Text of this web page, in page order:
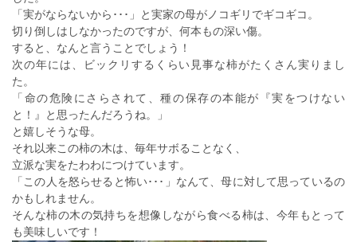
「実がならないから･･･」と実家の母がノコギリでギコギコ。
切り倒しはしなかったのですが、何本もの深い傷。
すると、なんと言うことでしょう！
次の年には、ビックリするくらい見事な柿がたくさん実りまし
た。
「命の危険にさらされて、種の保存の本能が『実をつけない
と！』と思ったんだろうね。」
と嬉しそうな母。
それ以来この柿の木は、毎年サボることなく、
立派な実をたわわにつけています。
「この人を怒らせると怖い･･･」なんて、母に対して思っているの
かもしれません。
そんな柿の木の気持ちを想像しながら食べる柿は、今年もとって
も美味しいです！